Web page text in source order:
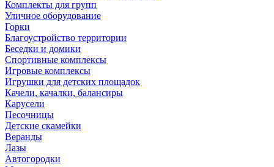
Комплекты для групп
Уличное оборудование
Горки
Благоустройство территории
Беседки и домики
Спортивные комплексы
Игровые комплексы
Игрушки для детских площадок
Качели, качалки, балансиры
Карусели
Песочницы
Детские скамейки
Веранды
Лазы
Автогородки